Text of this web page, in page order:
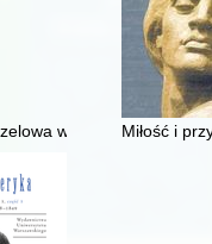
w polskiej iMiłość i